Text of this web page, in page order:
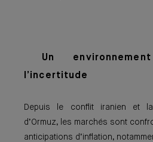
Un
l’incertitude
Depuis le conflit iranien et
d’Ormuz, les marchés sont
anticipations d’inflation,